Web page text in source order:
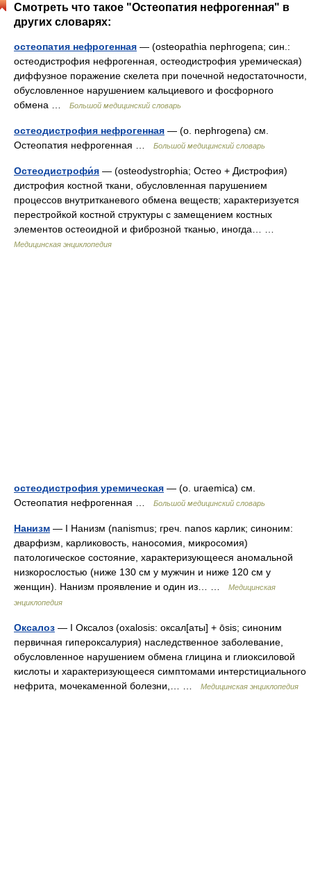
Смотреть что такое "Остеопатия нефрогенная" в
других словарях:
остеопатия нефрогенная — (osteopathia nephrogena; син.:
остеодистрофия нефрогенная, остеодистрофия уремическая)
диффузное поражение скелета при почечной недостаточности,
обусловленное нарушением кальциевого и фосфорного
обмена …
Большой медицинский словарь
остеодистрофия нефрогенная — (о. nephrogena) см.
Остеопатия нефрогенная …
Большой медицинский словарь
Остеодистрофи́я — (osteodystrophia; Остео + Дистрофия)
дистрофия костной ткани, обусловленная парушением
процессов внутритканевого обмена веществ; характеризуется
перестройкой костной структуры с замещением костных
элементов остеоидной и фиброзной тканью, иногда… …
Медицинская энциклопедия
остеодистрофия уремическая — (о. uraemica) см.
Остеопатия нефрогенная …
Большой медицинский словарь
Нанизм — I Нанизм (nanismus; греч. nanos карлик; синоним:
дварфизм, карликовость, наносомия, микросомия)
патологическое состояние, характеризующееся аномальной
низкорослостью (ниже 130 см у мужчин и ниже 120 см у
женщин). Нанизм проявление и один из… …
Медицинская
энциклопедия
Оксалоз — I Оксалоз (oxalosis: оксал[аты] + ōsis; синоним
первичная гипероксалурия) наследственное заболевание,
обусловленное нарушением обмена глицина и глиоксиловой
кислоты и характеризующееся симптомами интерстициального
нефрита, мочекаменной болезни,… …
Медицинская энциклопедия